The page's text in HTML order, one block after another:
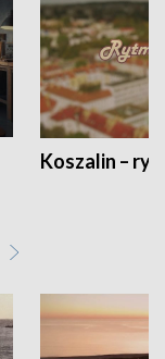
Koszalin –